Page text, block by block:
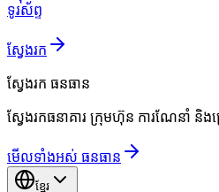
ទូរស័ព្ទ
ស្វែងរក
ស្វែងរក ធនធាន
ស្វែងរកធនាគារ ក្រុមហ៊ុន ការណែនាំ និង
មើលទាំងអស់ ធនធាន
ខ្មែរ